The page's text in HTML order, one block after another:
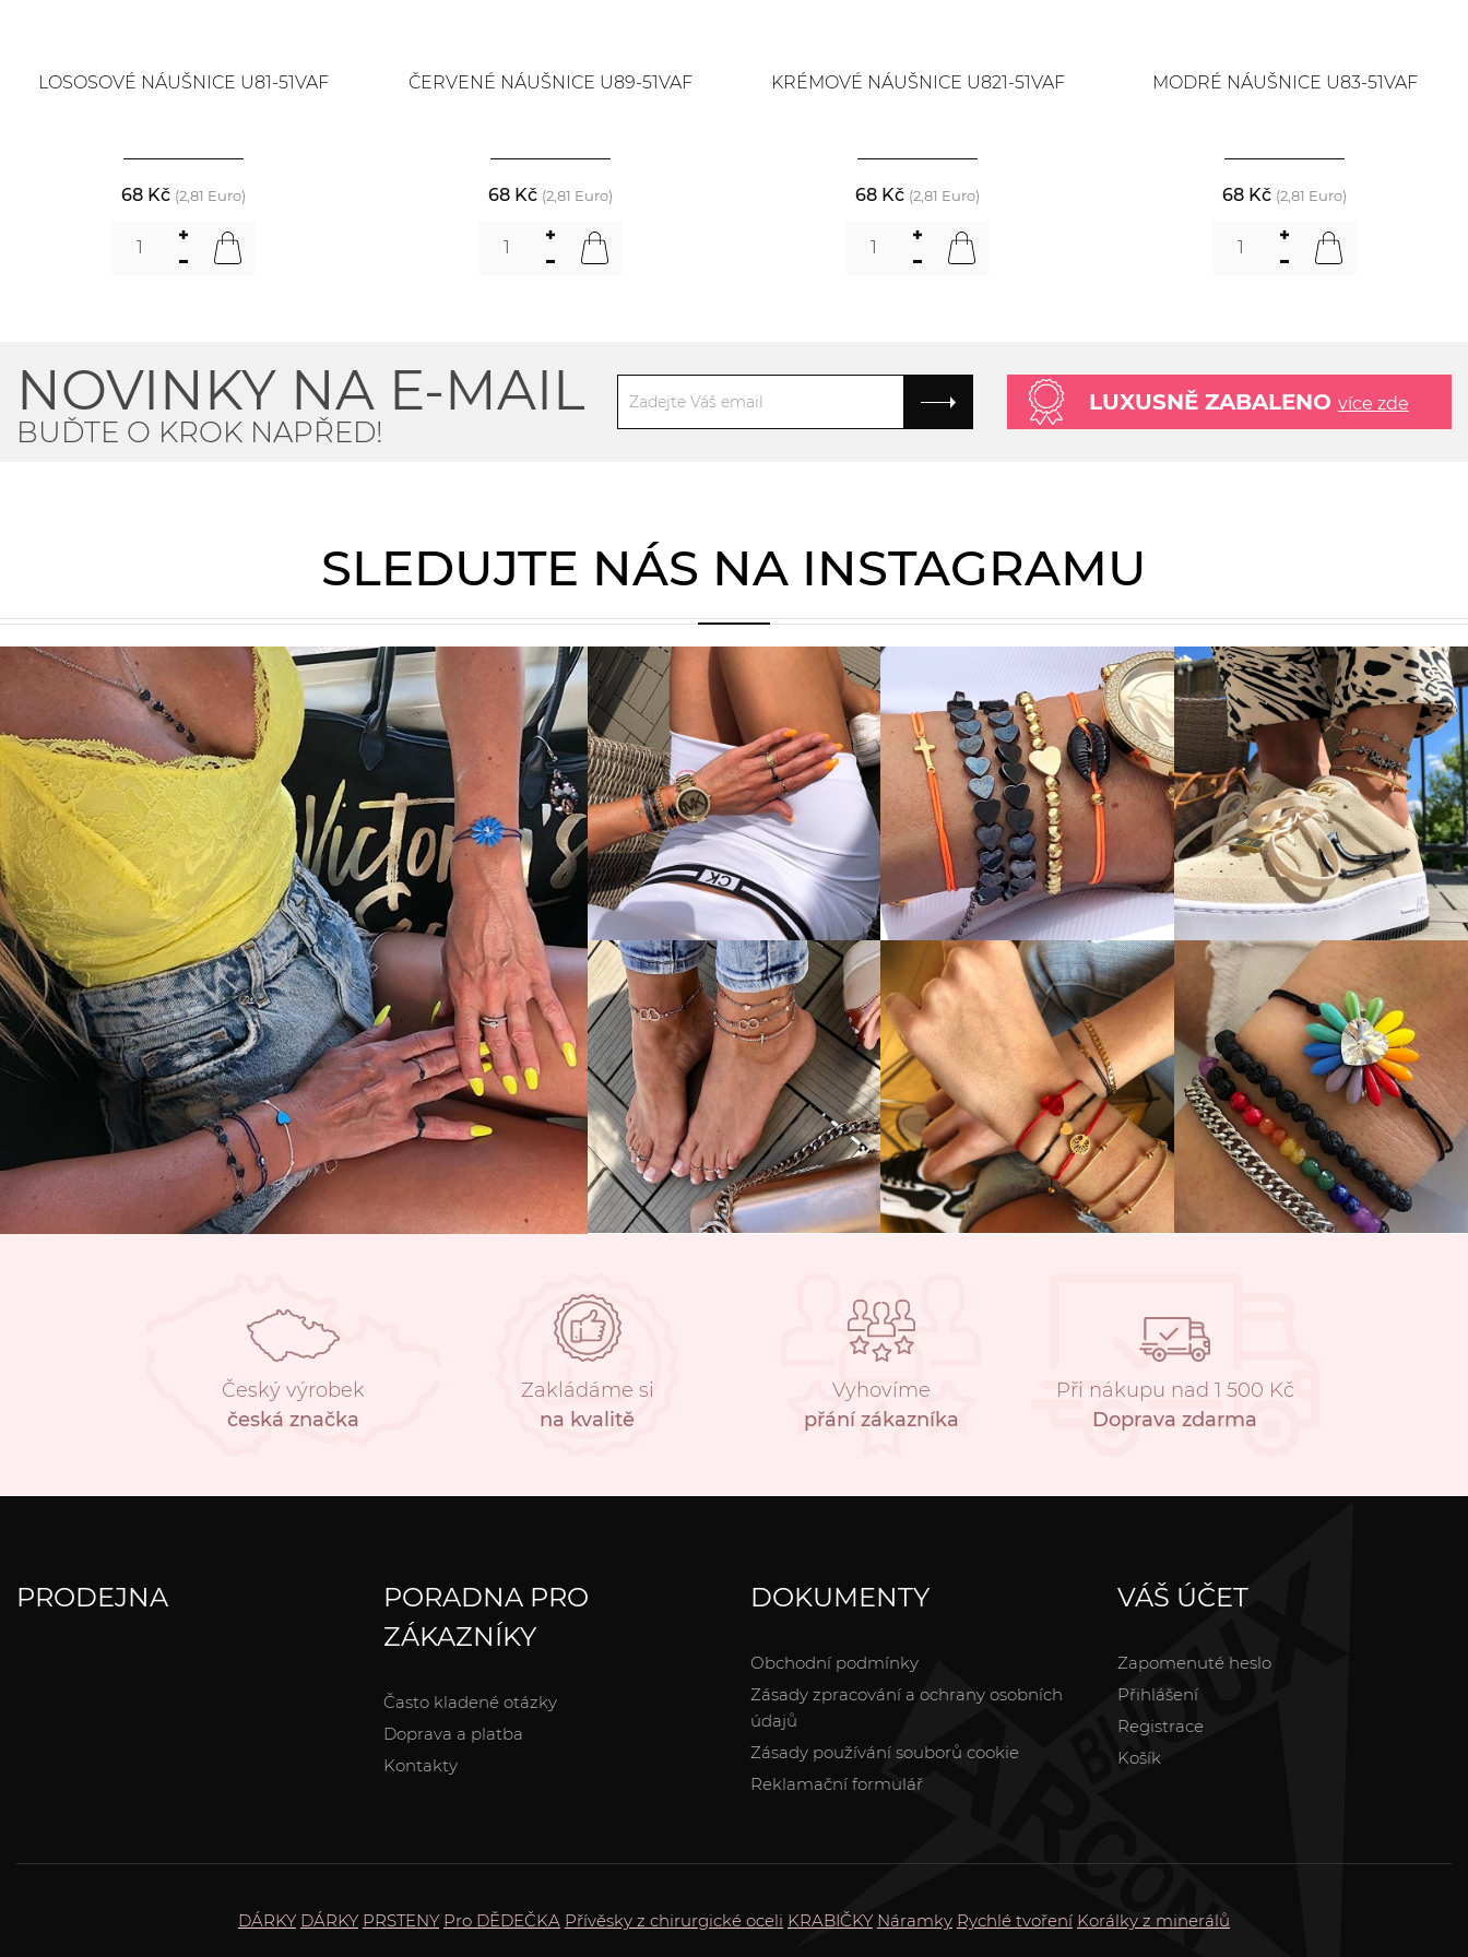
LOSOSOVÉ NÁUŠNICE U81-51VAF
68 Kč (2,81 Euro)
ČERVENÉ NÁUŠNICE U89-51VAF
68 Kč (2,81 Euro)
KRÉMOVÉ NÁUŠNICE U821-51VAF
68 Kč (2,81 Euro)
MODRÉ NÁUŠNICE U83-51VAF
68 Kč (2,81 Euro)
NOVINKY NA E-MAIL
BUĎTE O KROK NAPŘED!
LUXUSNĚ ZABALENO více zde
SLEDUJTE NÁS NA INSTAGRAMU
Český výrobek
česká značka
Zakládáme si
na kvalitě
Vyhovíme
přání zákazníka
Při nákupu nad 1 500 Kč
Doprava zdarma
PRODEJNA
PORADNA PRO
ZÁKAZNÍKY
Často kladené otázky
Doprava a platba
Kontakty
DOKUMENTY
Obchodní podmínky
Zásady zpracování a ochrany osobních
údajů
Zásady používání souborů cookie
Reklamační formulář
VÁŠ ÚČET
Zapomenuté heslo
Přihlášení
Registrace
Košík
DÁRKY DÁRKY PRSTENY Pro DĚDEČKA Přívěsky z chirurgické oceli KRABIČKY Náramky Rychlé tvoření Korálky z minerálů